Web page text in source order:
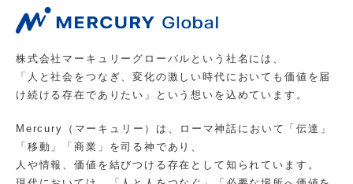
株式会社マーキュリーグローバルという社名には、
「人と社会をつなぎ、変化の激しい時代においても価値を届
け続ける存在でありたい」という想いを込めています。
Mercury（マーキュリー）は、ローマ神話において「伝達」
「移動」「商業」を司る神であり、
人や情報、価値を結びつける存在として知られています。